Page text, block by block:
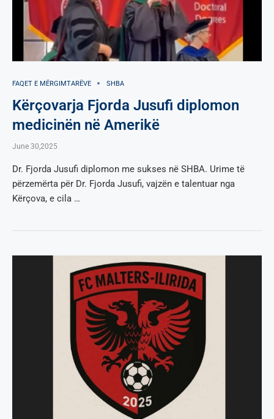
FAQET E MËRGIMTARËVE SHBA
Kërçovarja Fjorda Jusufi diplomon
medicinën në Amerikë
June 30,2025
Dr. Fjorda Jusufi diplomon me sukses në SHBA. Urime të
përzemërta për Dr. Fjorda Jusufi, vajzën e talentuar nga
Kërçova, e cila …